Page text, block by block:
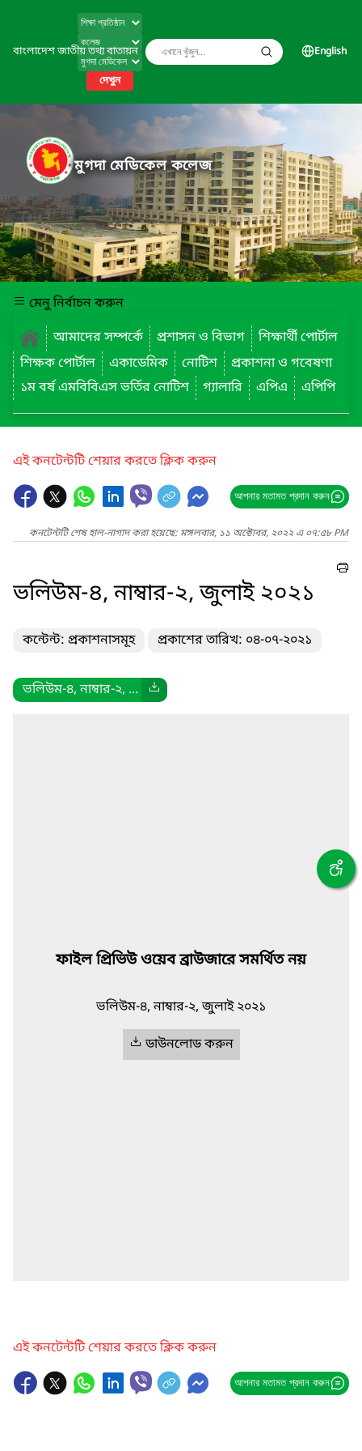
বাংলাদেশ জাতীয় তথ্য বাতায়ন
দেখুন
English
মুগদা মেডিকেল কলেজ
মেনু নির্বাচন করুন
আমাদের সম্পর্কে
প্রশাসন ও বিভাগ
শিক্ষার্থী পোর্টাল
শিক্ষক পোর্টাল
একাডেমিক নোটিশ
প্রকাশনা ও গবেষণা
১ম বর্ষ এমবিবিএস ভর্তির নোটিশ
গ্যালারি এপিএ এপিপি
এই কনটেন্টটি শেয়ার করতে ক্লিক করুন
আপনার মতামত প্রদান করুন
কনটেন্টটি শেষ হাল-নাগাদ করা হয়েছে: মঙ্গলবার, ১১ অক্টোবর, ২০২২ এ ০৭:৫৮ PM
ভলিউম-৪, নাম্বার-২, জুলাই ২০২১
কন্টেন্ট: প্রকাশনাসমূহ প্রকাশের তারিখ: ০৪-০৭-২০২১
ভলিউম-৪, নাম্বার-২, ...
ফাইল প্রিভিউ ওয়েব ব্রাউজারে সমর্থিত নয়
ভলিউম-৪, নাম্বার-২, জুলাই ২০২১
ডাউনলোড করুন
এই কনটেন্টটি শেয়ার করতে ক্লিক করুন
আপনার মতামত প্রদান করুন